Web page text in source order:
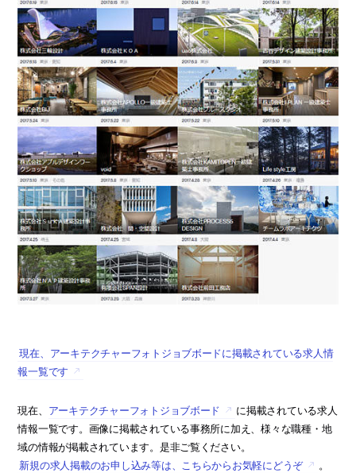
現在、アーキテクチャーフォトジョブボードに掲載されている求人情
報一覧です
現在、 アーキテクチャーフォトジョブボード
に掲載されている求人
情報一覧です。画像に掲載されている事務所に加え、様々な職種・地
域の情報が掲載されています。是非ご覧ください。
新規の求人掲載のお申し込み等は、こちらからお気軽にどうぞ
。